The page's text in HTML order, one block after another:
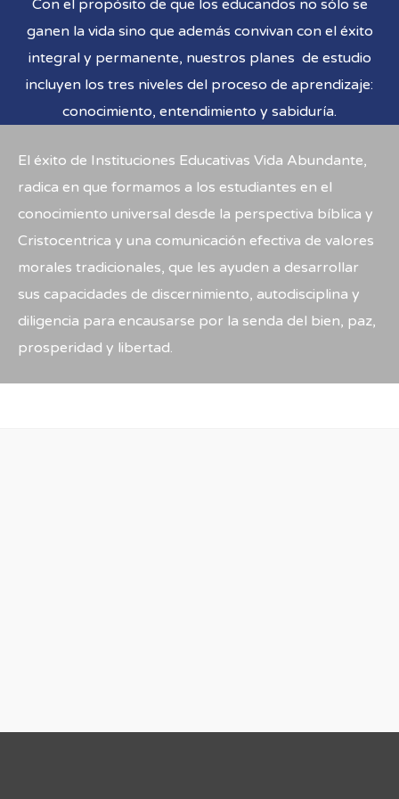
Con el propósito de que los educandos no sólo se
ganen la vida sino que además convivan con el éxito
integral y permanente, nuestros planes de estudio
incluyen los tres niveles del proceso de aprendizaje:
conocimiento, entendimiento y sabiduría.
El éxito de Instituciones Educativas Vida Abundante,
radica en que formamos a los estudiantes en el
conocimiento universal desde la perspectiva bíblica y
Cristocentrica y una comunicación efectiva de valores
morales tradicionales, que les ayuden a desarrollar
sus capacidades de discernimiento, autodisciplina y
diligencia para encausarse por la senda del bien, paz,
prosperidad y libertad.